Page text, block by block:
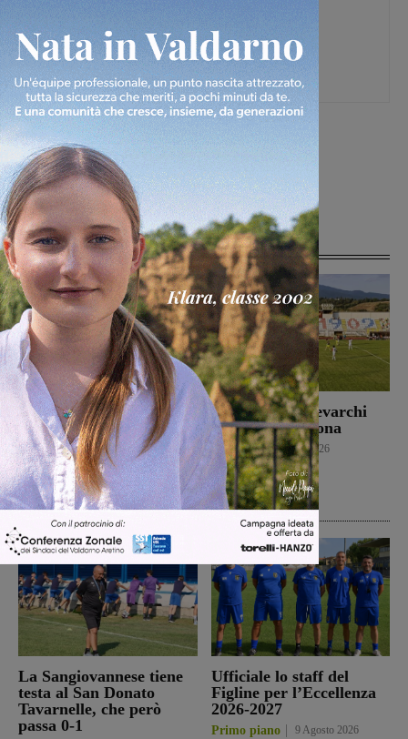
Articoli correlati
S-Passo al Museo, anche
in Valdarno i musei
aprono le porte ai
ragazzi per i campi di
settembre
Cultura 10 Agosto 2026
Un buon Montevarchi
batte 2-1 l’Ancona
Calcio 10 Agosto 2026
La Sangiovannese tiene
testa al San Donato
Tavarnelle, che però
passa 0-1
Ufficiale lo staff del
Figline per l’Eccellenza
2026-2027
Primo piano 9 Agosto 2026
[rp4wp limit=4]